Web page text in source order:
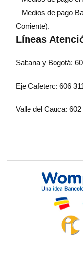
– Medios de pago
Corriente).
Líneas
Sabana y Bogotá:
Eje Cafetero: 606
Valle del Cauca: 602